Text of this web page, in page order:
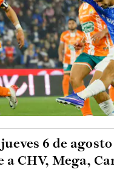
6 de
a CHV, Mega,